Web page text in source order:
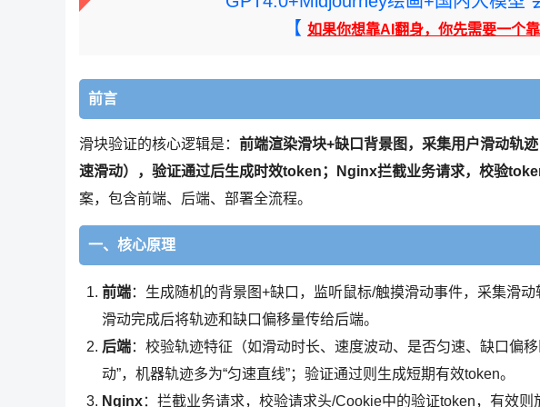
【 如果你想靠AI翻身，你先需要一个靠
前言
滑块验证的核心逻辑是： 前端渲染滑块+缺口背景图，采集用户滑动轨
速滑动），验证通过后生成时效token；Nginx拦截业务请求，校验
案，包含前端、后端、部署全流程。
一、核心原理
前端：生成随机的背景图+缺口，监听鼠标/触摸滑动事件，采集滑
滑动完成后将轨迹和缺口偏移量传给后端。
后端：校验轨迹特征（如滑动时长、速度波动、是否匀速、缺口偏
动”，机器轨迹多为“匀速直线”；验证通过则生成短期有效token。
Nginx：拦截业务请求，校验请求头/Cookie中的验证token，有效则